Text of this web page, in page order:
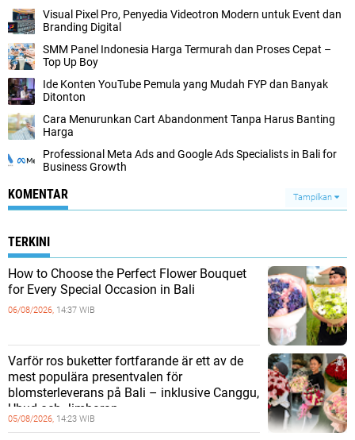
Visual Pixel Pro, Penyedia Videotron Modern untuk Event dan
Branding Digital
SMM Panel Indonesia Harga Termurah dan Proses Cepat –
Top Up Boy
Ide Konten YouTube Pemula yang Mudah FYP dan Banyak
Ditonton
Cara Menurunkan Cart Abandonment Tanpa Harus Banting
Harga
Professional Meta Ads and Google Ads Specialists in Bali for
Business Growth
KOMENTAR Tampilkan
TERKINI
How to Choose the Perfect Flower Bouquet
for Every Special Occasion in Bali
06/08/2026, 14:37 WIB
Varför ros buketter fortfarande är ett av de
mest populära presentvalen för
blomsterleverans på Bali – inklusive Canggu,
Ubud och Jimbaran
05/08/2026, 14:23 WIB